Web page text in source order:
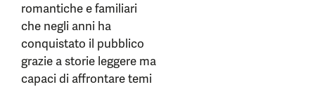
romantiche e familiari
che negli anni ha
conquistato il pubblico
grazie a storie leggere ma
capaci di affrontare temi